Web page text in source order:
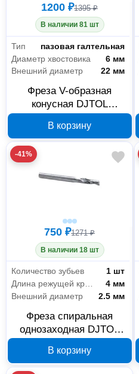
1200 ₽1395 ₽
В наличии 81 шт
Тип
пазовая галтельная
Диаметр хвостовика
6 мм
Внешний диаметр
22 мм
Фреза V-образная
конусная DJTOL
хвостовик 6 мм 744
В корзину
-41%
750 ₽1271 ₽
В наличии 18 шт
Количество зубьев
1 шт
Длина режущей кромки
4 мм
Внешний диаметр
2.5 мм
Фреза спиральная
однозаходная DJTOL
мм 734
В корзину